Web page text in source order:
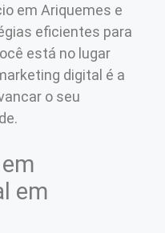
em Ariquemes e
eficientes para
está no lugar
digital é a
o seu
em